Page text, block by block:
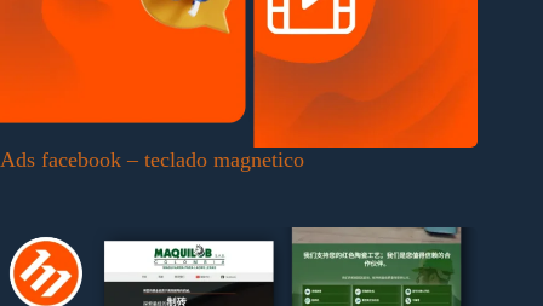
Ads facebook – teclado magnetico